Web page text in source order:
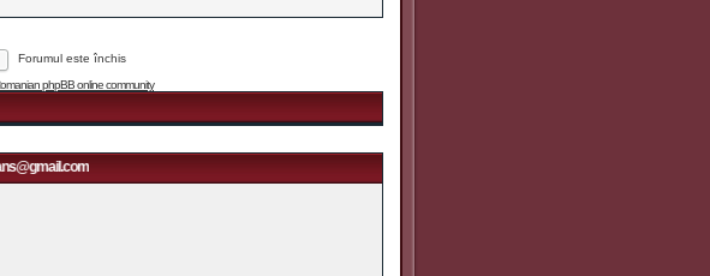
Forumul este închis
phpBB online community